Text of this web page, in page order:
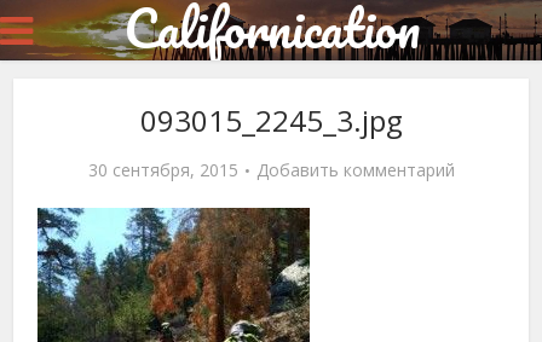
Californication
093015_2245_3.jpg
30 сентября, 2015 Добавить комментарий